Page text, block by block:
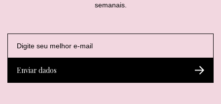
semanais.
m
l
m
l
m
l
Enviar dados